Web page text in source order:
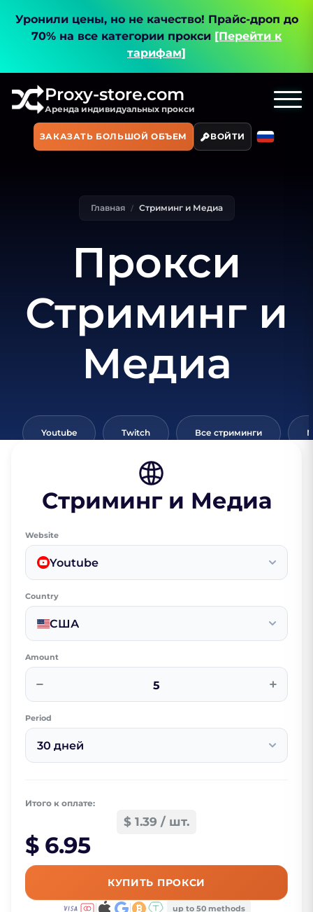
Уронили цены, но не качество! Прайс-дроп до
70% на все категории прокси [Перейти к
тарифам]
Proxy-store.com
Аренда индивидуальных прокси
ЗАКАЗАТЬ БОЛЬШОЙ ОБЪЕМ ВОЙТИ
Главная Стриминг и Медиа
Прокси
Стриминг и
Медиа
Youtube Twitch Все стриминги
Стриминг и Медиа
Website
Youtube
Country
США
Amount
− +
Period
30 дней
Итого к оплате:
$ 1.39 / шт.
$ 6.95
КУПИТЬ ПРОКСИ
up to 50 methods